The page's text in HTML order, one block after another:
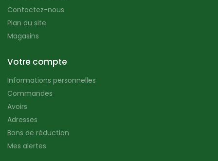
Contactez-nous
Plan du site
Magasins
Votre compte
Informations personnelles
Commandes
Avoirs
Adresses
Bons de réduction
Mes alertes